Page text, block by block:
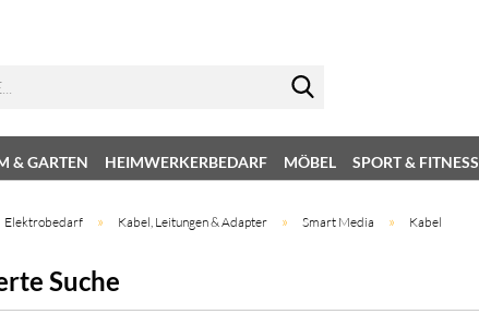
& GARTEN HEIMWERKERBEDARF MÖBEL SPORT & FITNESS
Elektrobedarf » Kabel, Leitungen & Adapter » Smart Media » Kabel
Suche